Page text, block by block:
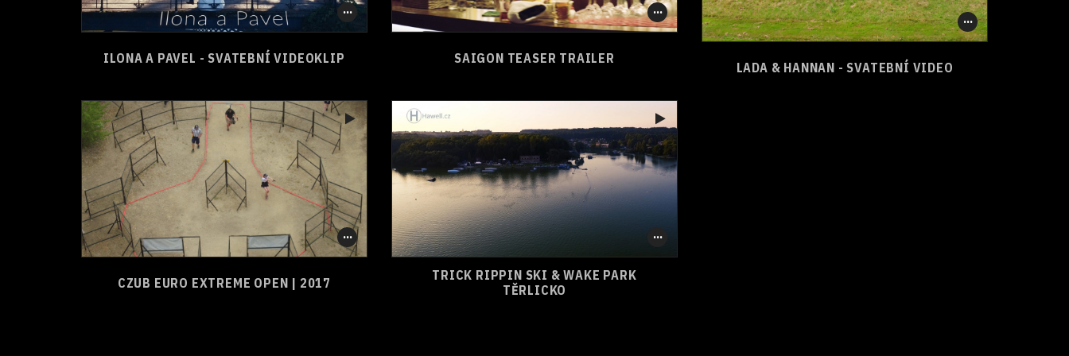
0 0 SHARE
ILONA A PAVEL - SVATEBNÍ VIDEOKLIP 0 0 SHARE
SAIGON TEASER TRAILER 0 SHARE
LADA & HANNAN - SVATEBNÍ VIDEO
0 0 SHARE
CZUB EURO EXTREME OPEN | 2017 0 0 SHARE
TRICK RIPPIN SKI & WAKE PARK
TĚRLICKO